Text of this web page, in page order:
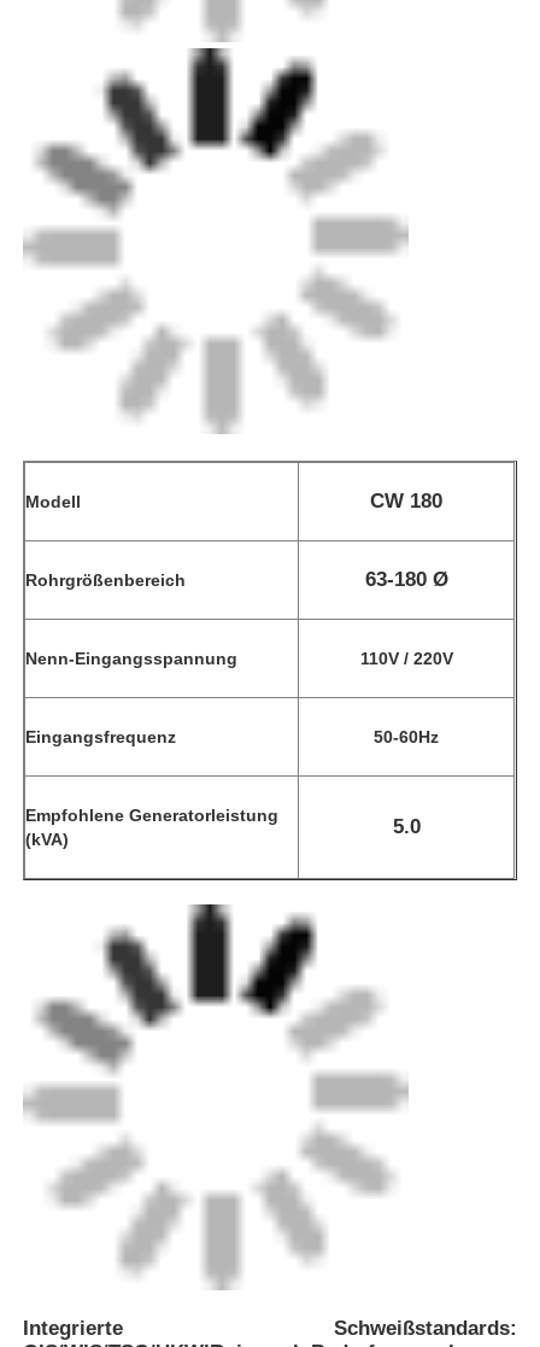
Manuelle Extrudermaschine
CNC-Stumpfschweißmaschine
Modell CW 180
Rohrgrößenbereich 63-180 Ø
Nenn-Eingangsspannung 110V / 220V
Eingangsfrequenz 50-60Hz
Empfohlene Generatorleistung
(kVA)
5.0
Integrierte Schweißstandards: